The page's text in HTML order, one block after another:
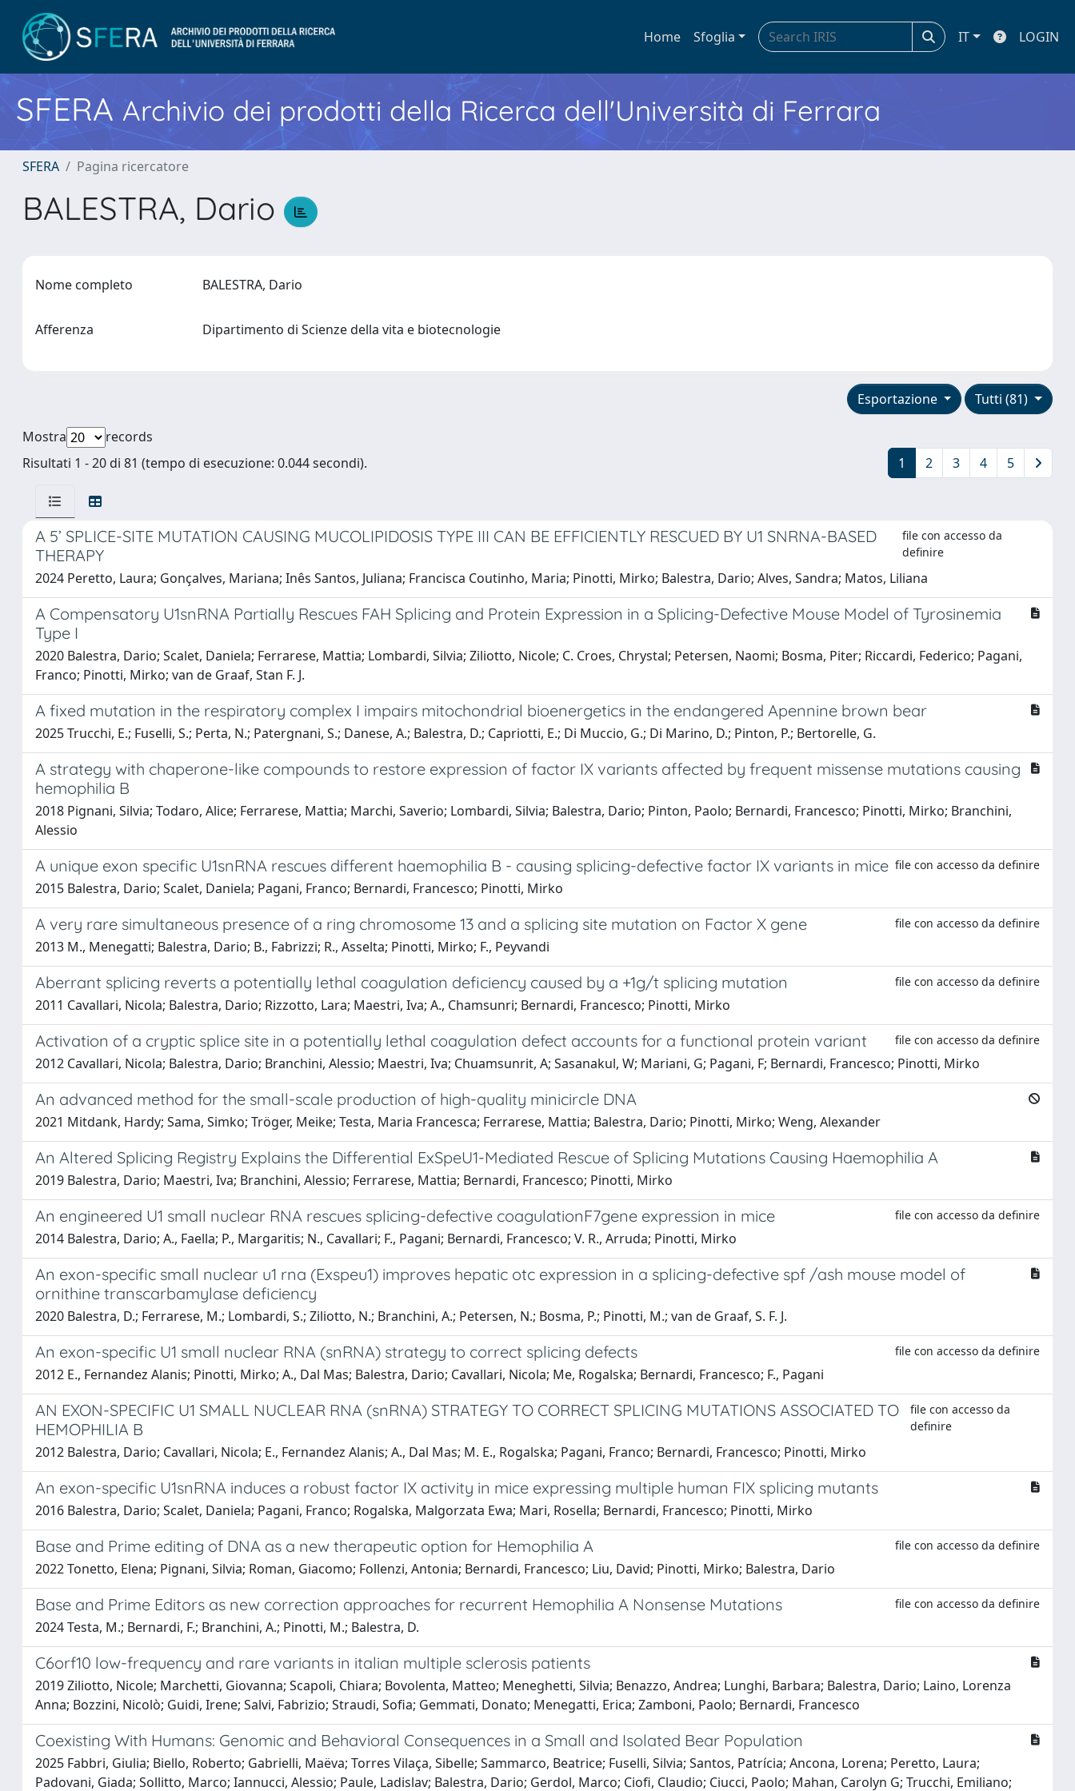
Home Sfoglia IT LOGIN
SFERA Archivio dei prodotti della Ricerca dell'Università di Ferrara
SFERA Pagina ricercatore
BALESTRA, Dario
Nome completo BALESTRA, Dario
Afferenza Dipartimento di Scienze della vita e biotecnologie
Tutti (81)
Esportazione
Mostra
records
Risultati 1 - 20 di 81 (tempo di esecuzione: 0.044 secondi).
1 2 3 4 5
A 5’ SPLICE-SITE MUTATION CAUSING MUCOLIPIDOSIS TYPE III CAN BE EFFICIENTLY RESCUED BY U1 SNRNA-BASED
THERAPY
file con accesso da
definire
2024 Peretto, Laura; Gonçalves, Mariana; Inês Santos, Juliana; Francisca Coutinho, Maria; Pinotti, Mirko; Balestra, Dario; Alves, Sandra; Matos, Liliana
A Compensatory U1snRNA Partially Rescues FAH Splicing and Protein Expression in a Splicing-Defective Mouse Model of Tyrosinemia
Type I
2020 Balestra, Dario; Scalet, Daniela; Ferrarese, Mattia; Lombardi, Silvia; Ziliotto, Nicole; C. Croes, Chrystal; Petersen, Naomi; Bosma, Piter; Riccardi, Federico; Pagani,
Franco; Pinotti, Mirko; van de Graaf, Stan F. J.
A fixed mutation in the respiratory complex I impairs mitochondrial bioenergetics in the endangered Apennine brown bear
2025 Trucchi, E.; Fuselli, S.; Perta, N.; Patergnani, S.; Danese, A.; Balestra, D.; Capriotti, E.; Di Muccio, G.; Di Marino, D.; Pinton, P.; Bertorelle, G.
A strategy with chaperone-like compounds to restore expression of factor IX variants affected by frequent missense mutations causing
hemophilia B
2018 Pignani, Silvia; Todaro, Alice; Ferrarese, Mattia; Marchi, Saverio; Lombardi, Silvia; Balestra, Dario; Pinton, Paolo; Bernardi, Francesco; Pinotti, Mirko; Branchini,
Alessio
A unique exon specific U1snRNA rescues different haemophilia B - causing splicing-defective factor IX variants in mice file con accesso da definire
2015 Balestra, Dario; Scalet, Daniela; Pagani, Franco; Bernardi, Francesco; Pinotti, Mirko
A very rare simultaneous presence of a ring chromosome 13 and a splicing site mutation on Factor X gene file con accesso da definire
2013 M., Menegatti; Balestra, Dario; B., Fabrizzi; R., Asselta; Pinotti, Mirko; F., Peyvandi
Aberrant splicing reverts a potentially lethal coagulation deficiency caused by a +1g/t splicing mutation file con accesso da definire
2011 Cavallari, Nicola; Balestra, Dario; Rizzotto, Lara; Maestri, Iva; A., Chamsunri; Bernardi, Francesco; Pinotti, Mirko
Activation of a cryptic splice site in a potentially lethal coagulation defect accounts for a functional protein variant file con accesso da definire
2012 Cavallari, Nicola; Balestra, Dario; Branchini, Alessio; Maestri, Iva; Chuamsunrit, A; Sasanakul, W; Mariani, G; Pagani, F; Bernardi, Francesco; Pinotti, Mirko
An advanced method for the small-scale production of high-quality minicircle DNA
2021 Mitdank, Hardy; Sama, Simko; Tröger, Meike; Testa, Maria Francesca; Ferrarese, Mattia; Balestra, Dario; Pinotti, Mirko; Weng, Alexander
An Altered Splicing Registry Explains the Differential ExSpeU1-Mediated Rescue of Splicing Mutations Causing Haemophilia A
2019 Balestra, Dario; Maestri, Iva; Branchini, Alessio; Ferrarese, Mattia; Bernardi, Francesco; Pinotti, Mirko
An engineered U1 small nuclear RNA rescues splicing-defective coagulationF7gene expression in mice file con accesso da definire
2014 Balestra, Dario; A., Faella; P., Margaritis; N., Cavallari; F., Pagani; Bernardi, Francesco; V. R., Arruda; Pinotti, Mirko
An exon-specific small nuclear u1 rna (Exspeu1) improves hepatic otc expression in a splicing-defective spf /ash mouse model of
ornithine transcarbamylase deficiency
2020 Balestra, D.; Ferrarese, M.; Lombardi, S.; Ziliotto, N.; Branchini, A.; Petersen, N.; Bosma, P.; Pinotti, M.; van de Graaf, S. F. J.
An exon-specific U1 small nuclear RNA (snRNA) strategy to correct splicing defects file con accesso da definire
2012 E., Fernandez Alanis; Pinotti, Mirko; A., Dal Mas; Balestra, Dario; Cavallari, Nicola; Me, Rogalska; Bernardi, Francesco; F., Pagani
AN EXON-SPECIFIC U1 SMALL NUCLEAR RNA (snRNA) STRATEGY TO CORRECT SPLICING MUTATIONS ASSOCIATED TO
HEMOPHILIA B
file con accesso da
definire
2012 Balestra, Dario; Cavallari, Nicola; E., Fernandez Alanis; A., Dal Mas; M. E., Rogalska; Pagani, Franco; Bernardi, Francesco; Pinotti, Mirko
An exon-specific U1snRNA induces a robust factor IX activity in mice expressing multiple human FIX splicing mutants
2016 Balestra, Dario; Scalet, Daniela; Pagani, Franco; Rogalska, Malgorzata Ewa; Mari, Rosella; Bernardi, Francesco; Pinotti, Mirko
Base and Prime editing of DNA as a new therapeutic option for Hemophilia A file con accesso da definire
2022 Tonetto, Elena; Pignani, Silvia; Roman, Giacomo; Follenzi, Antonia; Bernardi, Francesco; Liu, David; Pinotti, Mirko; Balestra, Dario
Base and Prime Editors as new correction approaches for recurrent Hemophilia A Nonsense Mutations file con accesso da definire
2024 Testa, M.; Bernardi, F.; Branchini, A.; Pinotti, M.; Balestra, D.
C6orf10 low-frequency and rare variants in italian multiple sclerosis patients
2019 Ziliotto, Nicole; Marchetti, Giovanna; Scapoli, Chiara; Bovolenta, Matteo; Meneghetti, Silvia; Benazzo, Andrea; Lunghi, Barbara; Balestra, Dario; Laino, Lorenza
Anna; Bozzini, Nicolò; Guidi, Irene; Salvi, Fabrizio; Straudi, Sofia; Gemmati, Donato; Menegatti, Erica; Zamboni, Paolo; Bernardi, Francesco
Coexisting With Humans: Genomic and Behavioral Consequences in a Small and Isolated Bear Population
2025 Fabbri, Giulia; Biello, Roberto; Gabrielli, Maëva; Torres Vilaça, Sibelle; Sammarco, Beatrice; Fuselli, Silvia; Santos, Patrícia; Ancona, Lorena; Peretto, Laura;
Padovani, Giada; Sollitto, Marco; Iannucci, Alessio; Paule, Ladislav; Balestra, Dario; Gerdol, Marco; Ciofi, Claudio; Ciucci, Paolo; Mahan, Carolyn G; Trucchi, Emiliano;